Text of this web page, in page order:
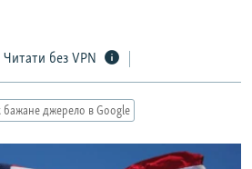
Читати без VPN
джерело в Google